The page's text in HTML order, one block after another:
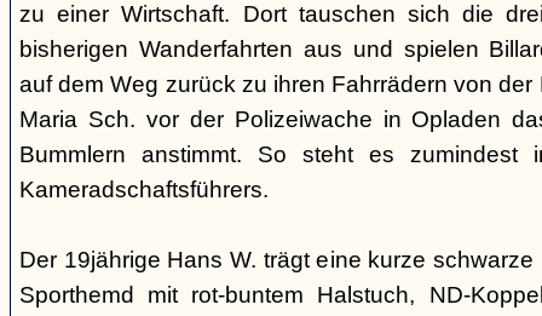
zu einer Wirtschaft. Dort tauschen sich die
bisherigen Wanderfahrten aus und spielen
auf dem Weg zurück zu ihren Fahrrädern von
Maria Sch. vor der Polizeiwache in Opladen
Bummlern anstimmt. So steht es
Kameradschaftsführers.
Der 19jährige Hans W. trägt eine kurze
Sporthemd mit rot-buntem Halstuch, ND-